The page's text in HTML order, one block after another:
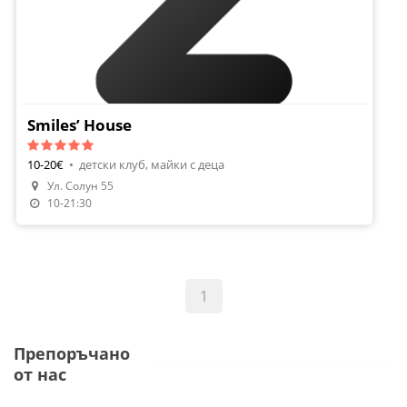
Направи Резервация
Smiles’ House
10-20€ • детски клуб, майки с деца
Ул. Солун 55
10-21:30
1
Препоръчано
от нас